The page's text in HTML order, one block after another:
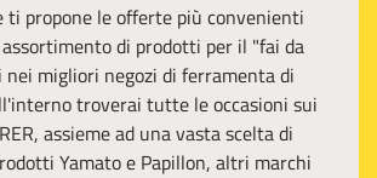
ti propone le offerte più convenienti
di prodotti per il "fai da
nei migliori negozi di ferramenta di
troverai tutte le occasioni sui
assieme ad una vasta scelta di
Yamato e Papillon, altri marchi